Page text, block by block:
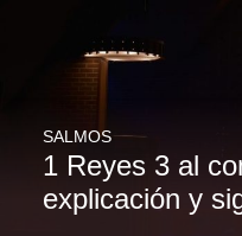
1 Reyes 3 al
explicación y
SALMOS